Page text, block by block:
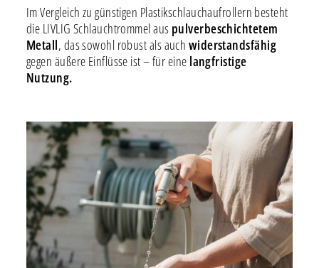
Im Vergleich zu günstigen Plastikschlauchaufrollern besteht
die LIVLIG Schlauchtrommel aus pulverbeschichtetem
Metall, das sowohl robust als auch widerstandsfähig
gegen äußere Einflüsse ist – für eine langfristige
Nutzung.